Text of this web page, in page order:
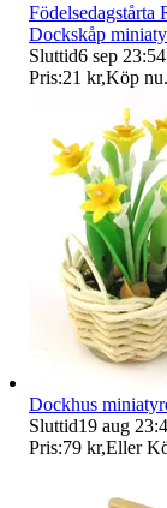
Födelsedagstårta
Dockskåp
Sluttid6 sep 23:54
Pris:21 kr,Köp nu.
Dockhus
Sluttid19 aug
Pris:79 kr,Eller